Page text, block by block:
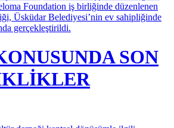
İliği Kanseri (Multiple Miyelom)
Kanser Savaşçıları Derneği ile
Foundation iş birliğinde düzenlenen
gerçekleştirildi.
SON